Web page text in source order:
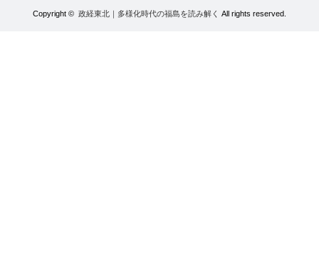
Copyright © 政経東北｜多様化時代の福島を読み解く All rights reserved.